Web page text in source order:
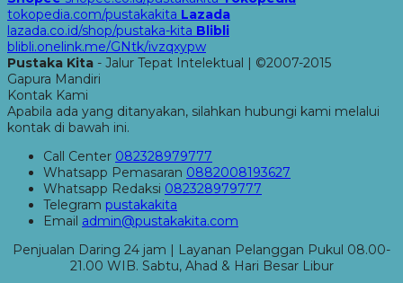
tokopedia.com/pustakakita Lazada
lazada.co.id/shop/pustaka-kita Blibli
blibli.onelink.me/GNtk/ivzqxypw
Pustaka Kita - Jalur Tepat Intelektual | ©2007-2015
Gapura Mandiri
Kontak Kami
Apabila ada yang ditanyakan, silahkan hubungi kami melalui
kontak di bawah ini.
Call Center 082328979777
Whatsapp Pemasaran 0882008193627
Whatsapp Redaksi 082328979777
Telegram pustakakita
Email admin@pustakakita.com
Penjualan Daring 24 jam | Layanan Pelanggan Pukul 08.00-
21.00 WIB. Sabtu, Ahad & Hari Besar Libur